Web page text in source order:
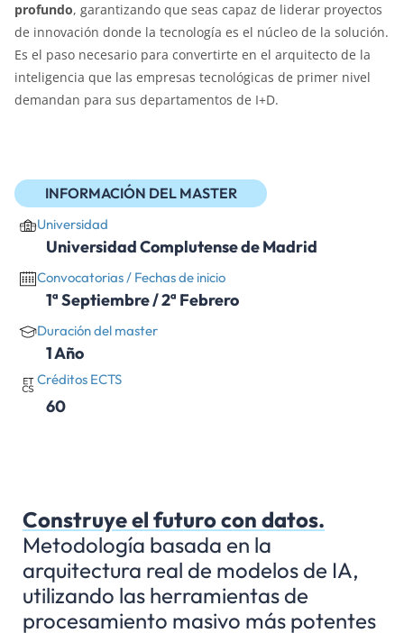
profundo, garantizando que seas capaz de liderar proyectos
de innovación donde la tecnología es el núcleo de la solución.
Es el paso necesario para convertirte en el arquitecto de la
inteligencia que las empresas tecnológicas de primer nivel
demandan para sus departamentos de I+D.
INFORMACIÓN DEL MASTER
Universidad
Universidad Complutense de Madrid
Convocatorias / Fechas de inicio
1ª Septiembre / 2ª Febrero
Duración del master
1 Año
Créditos ECTS
60
Construye el futuro con datos.
Metodología basada en la
arquitectura real de modelos de IA,
utilizando las herramientas de
procesamiento masivo más potentes